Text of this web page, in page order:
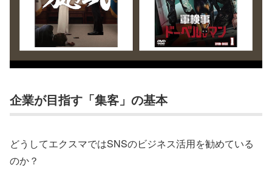
企業が目指す「集客」の基本
どうしてエクスマではSNSのビジネス活用を勧めている
のか？